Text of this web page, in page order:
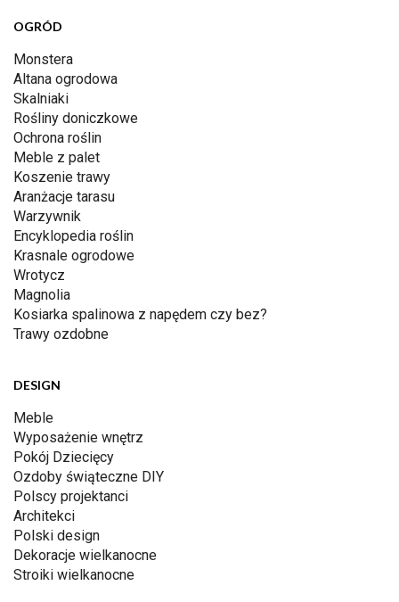
OGRÓD
Monstera
Altana ogrodowa
Skalniaki
Rośliny doniczkowe
Ochrona roślin
Meble z palet
Koszenie trawy
Aranżacje tarasu
Warzywnik
Encyklopedia roślin
Krasnale ogrodowe
Wrotycz
Magnolia
Kosiarka spalinowa z napędem czy bez?
Trawy ozdobne
DESIGN
Meble
Wyposażenie wnętrz
Pokój Dziecięcy
Ozdoby świąteczne DIY
Polscy projektanci
Architekci
Polski design
Dekoracje wielkanocne
Stroiki wielkanocne